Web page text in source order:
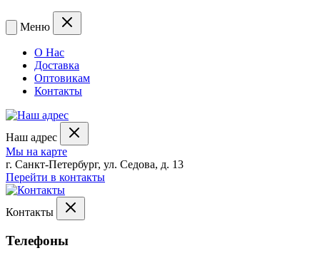
Меню
О Нас
Доставка
Оптовикам
Контакты
Наш адрес
Мы на карте
г. Санкт-Петербург, ул. Седова, д. 13
Перейти в контакты
Контакты
Телефоны